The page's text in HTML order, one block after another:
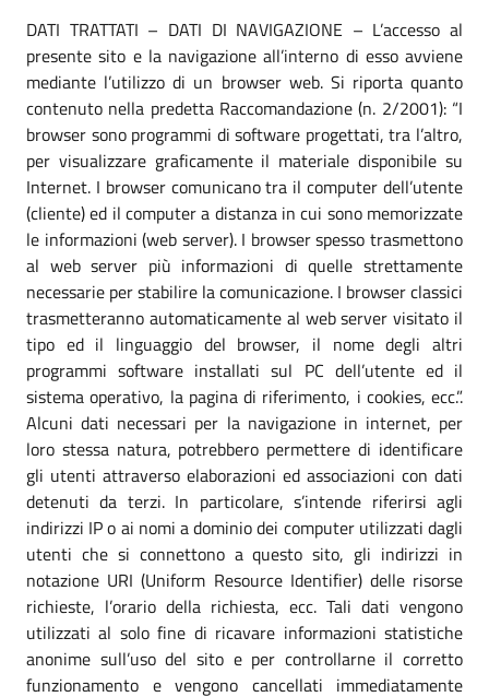
DATI TRATTATI – DATI DI NAVIGAZIONE – L’accesso al
presente sito e la navigazione all’interno di esso avviene
mediante l’utilizzo di un browser web. Si riporta quanto
contenuto nella predetta Raccomandazione (n. 2/2001): “I
browser sono programmi di software progettati, tra l’altro,
per visualizzare graficamente il materiale disponibile su
Internet. I browser comunicano tra il computer dell’utente
(cliente) ed il computer a distanza in cui sono memorizzate
le informazioni (web server). I browser spesso trasmettono
al web server più informazioni di quelle strettamente
necessarie per stabilire la comunicazione. I browser classici
trasmetteranno automaticamente al web server visitato il
tipo ed il linguaggio del browser, il nome degli altri
programmi software installati sul PC dell’utente ed il
sistema operativo, la pagina di riferimento, i cookies, ecc.”.
Alcuni dati necessari per la navigazione in internet, per
loro stessa natura, potrebbero permettere di identificare
gli utenti attraverso elaborazioni ed associazioni con dati
detenuti da terzi. In particolare, s’intende riferirsi agli
indirizzi IP o ai nomi a dominio dei computer utilizzati dagli
utenti che si connettono a questo sito, gli indirizzi in
notazione URI (Uniform Resource Identifier) delle risorse
richieste, l’orario della richiesta, ecc. Tali dati vengono
utilizzati al solo fine di ricavare informazioni statistiche
anonime sull’uso del sito e per controllarne il corretto
funzionamento e vengono cancellati immediatamente